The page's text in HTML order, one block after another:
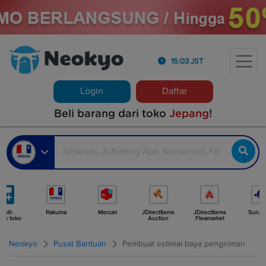
15:03 JST
Login Daftar
Beli barang dari toko Jepang!
toko
Rakuma Mercari
JDirectItems
Auction
JDirectItems
Fleamarket
Neokyo Pusat Bantuan Pembuat estimai baya pengiriman